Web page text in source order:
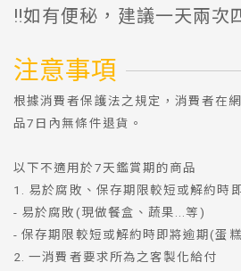
‼️如有便秘，建議一天兩次
注意事項
根據消費者保護法之規定，消費者在
品7日內無條件退貨。
以下不適用於7天鑑賞期的商品
1. 易於腐敗、保存期限較短或解約時
- 易於腐敗(現做餐盒、蔬果...等)
- 保存期限較短或解約時即將逾期(蛋
2. 一消費者要求所為之客製化給付